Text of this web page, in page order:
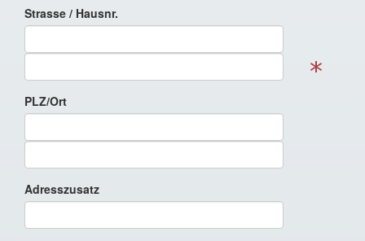
Strasse / Hausnr.
PLZ/Ort
Adresszusatz